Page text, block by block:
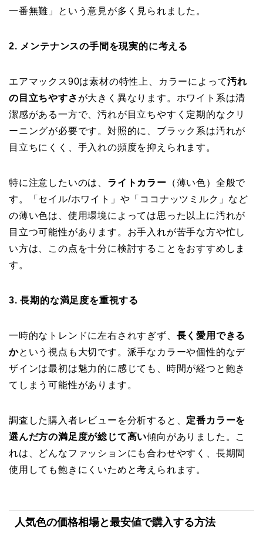
一番無難」という意見が多く見られました。
2. メンテナンスの手間を現実的に考える
エアマックス90は素材の特性上、カラーによって汚れ
の目立ちやすさ が大きく異なります。ホワイト系は清
潔感がある一方で、汚れが目立ちやすく定期的なクリ
ーニングが必要です。対照的に、ブラック系は汚れが
目立ちにくく、手入れの頻度を抑えられます。
特に注意したいのは、 ライトカラー （薄い色）全般で
す。「セイル/ホワイト」や「ココナッツミルク」など
の薄い色は、使用環境によっては思った以上に汚れが
目立つ可能性があります。お手入れが苦手な方や忙し
い方は、この点を十分に検討することをおすすめしま
す。
3. 長期的な満足度を重視する
一時的なトレンドに左右されすぎず、 長く愛用できる
かという視点も大切です。派手なカラーや個性的なデ
ザインは最初は魅力的に感じても、時間が経つと飽き
てしまう可能性があります。
調査した購入者レビューを分析すると、 定番カラーを
選んだ方の満足度が総じて高い傾向がありました。こ
れは、どんなファッションにも合わせやすく、長期間
使用しても飽きにくいためと考えられます。
人気色の価格相場と最安値で購入する方法